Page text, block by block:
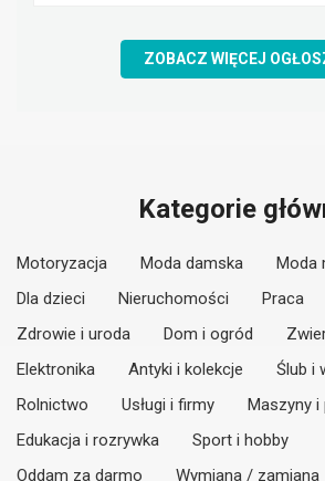
ZOBACZ WIĘCEJ
Kategorie
Motoryzacja Moda damska
Moda
Dla dzieci
Nieruchomości
Praca
Zdrowie i uroda
Dom i ogród
Elektronika
Antyki i kolekcje
Ślub i
Rolnictwo
Usługi i firmy
Maszyny i
Edukacja i rozrywka
Sport i hobby
Oddam za darmo
Wymiana / zamiana